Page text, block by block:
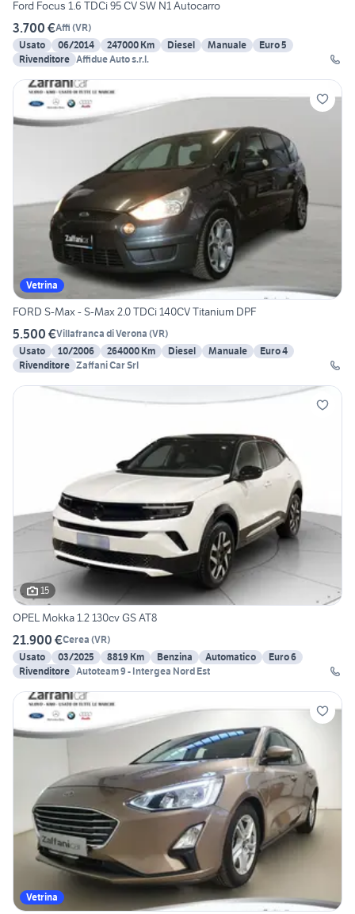
Ford Focus 1.6 TDCi 95 CV SW N1 Autocarro
3.700 €Affi (VR)
Usato
06/2014 247000 Km Diesel Manuale
Euro 5
Rivenditore Affidue Auto s.r.l.
Vetrina
FORD S-Max - S-Max 2.0 TDCi 140CV Titanium DPF
5.500 €Villafranca di Verona (VR)
Usato
10/2006 264000 Km Diesel Manuale
Euro 4
Rivenditore Zaffani Car Srl
15
OPEL Mokka 1.2 130cv GS AT8
21.900 €Cerea (VR)
Usato
03/2025 8819 Km Benzina Automatico
Euro 6
Rivenditore Autoteam 9 - Intergea Nord Est
Vetrina